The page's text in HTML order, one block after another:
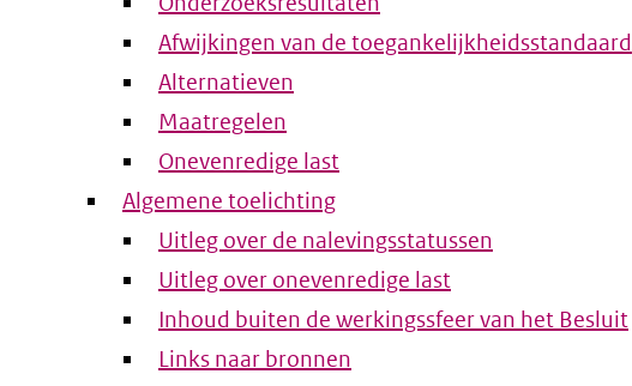
Afwijkingen van de toegankelijkheidsstandaard
Alternatieven
Maatregelen
Onevenredige last
Algemene toelichting
Uitleg over de nalevingsstatussen
Uitleg over onevenredige last
Inhoud buiten de werkingssfeer van het Besluit
Links naar bronnen